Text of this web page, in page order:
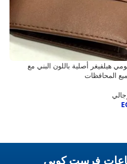
هيلفيغر أصلية باللون البني مع
المحافظات
فرست كوبي